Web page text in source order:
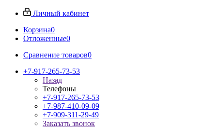
Личный кабинет
Корзина0
Отложенные0
Сравнение товаров0
+7-917-265-73-53
Назад
Телефоны
+7-917-265-73-53
+7-987-410-09-09
+7-909-311-29-49
Заказать звонок